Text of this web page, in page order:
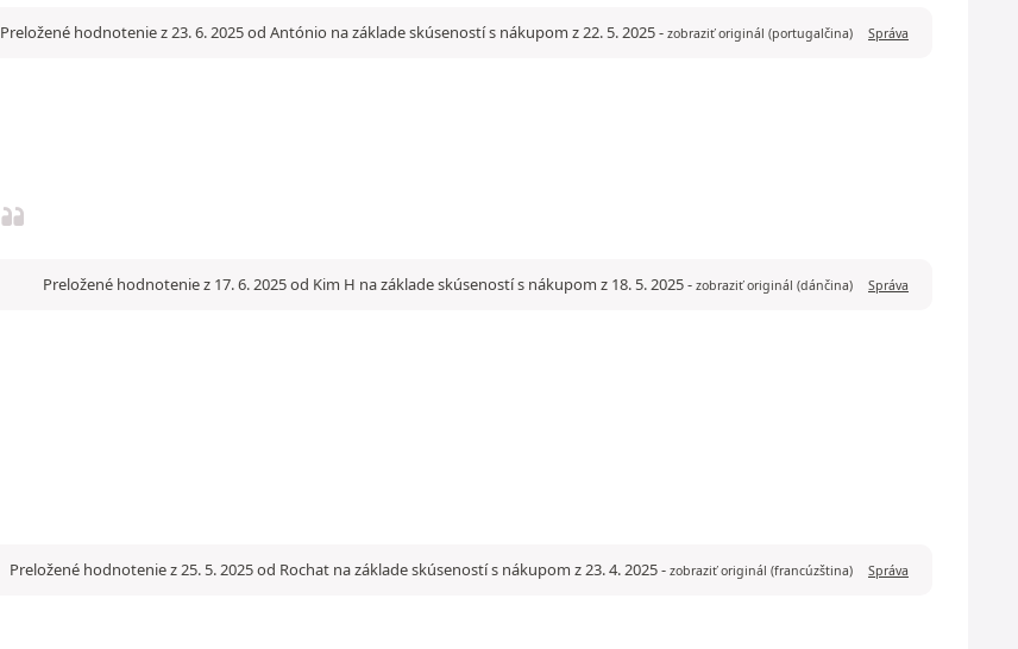
Preložené hodnotenie z 23. 6. 2025 od António na základe skúseností s nákupom z 22. 5. 2025- zobraziť originál (portugalčina) Správa
Preložené hodnotenie z 17. 6. 2025 od Kim H na základe skúseností s nákupom z 18. 5. 2025- zobraziť originál (dánčina) Správa
Preložené hodnotenie z 25. 5. 2025 od Rochat na základe skúseností s nákupom z 23. 4. 2025- zobraziť originál (francúzština) Správa